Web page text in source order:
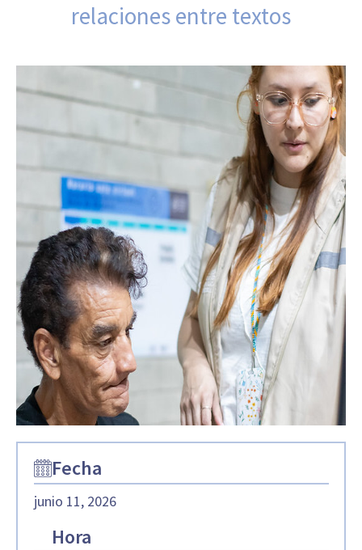
relaciones entre textos
Fecha
junio 11, 2026
Hora